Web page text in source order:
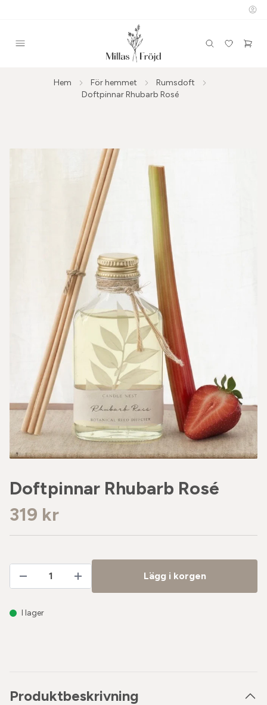
Hem För hemmet
Rumsdoft
Doftpinnar Rhubarb Rosé
Doftpinnar Rhubarb Rosé
319 kr
Lägg i korgen
I lager
Produktbeskrivning